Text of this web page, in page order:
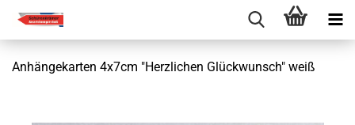
Anhängekarten 4x7cm "Herzlichen Glückwunsch" weiß